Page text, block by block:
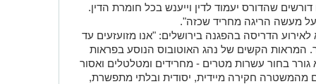
שהדורס יעמוד לדין וייענש בכל חומרת הדין.
מעשה הריגה מחריד שכזה".
הדריסה בהפגנה בירושלים: "אנו מזועזעים עד
המראות הקשים של נהג האוטובוס הנוסע בפראות
גורר בחור עשרות מטרים - מחרידים ומטלטלים ואסור
מהמשטרה חקירה מיידית, יסודית ובלתי מתפשרת,